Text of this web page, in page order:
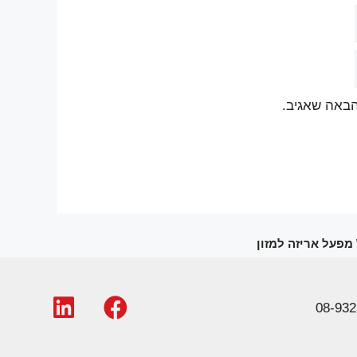
שאגיב.
מפעל אריזה למזון
08-